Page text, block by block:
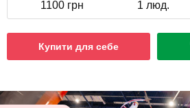
1100 грн 1 люд.
Купити для себе